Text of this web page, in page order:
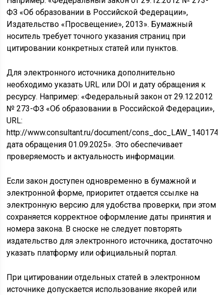
ФЗ «Об образовании в Российской Федерации»,
Издательство «Просвещение», 2013». Бумажный
носитель требует точного указания страниц при
цитировании конкретных статей или пунктов.
Для электронного источника дополнительно
необходимо указать URL или DOI и дату обращения к
ресурсу. Например: «Федеральный закон от 29.12.2012
№ 273-ФЗ «Об образовании в Российской Федерации»,
URL:
http://www.consultant.ru/document/cons_doc_LAW_140174/,
дата обращения 01.09.2025». Это обеспечивает
проверяемость и актуальность информации.
Если закон доступен одновременно в бумажной и
электронной форме, приоритет отдается ссылке на
электронную версию для удобства проверки, при этом
сохраняется корректное оформление даты принятия и
номера закона. В сноске не следует повторять
издательство для электронного источника, достаточно
указать платформу или официальный портал.
При цитировании отдельных статей в электронном
источнике допускается использование якорей или